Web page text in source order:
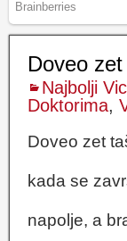
Doveo
Najbolji
Doktorima,
Doveo zet
kada se
napolje, a